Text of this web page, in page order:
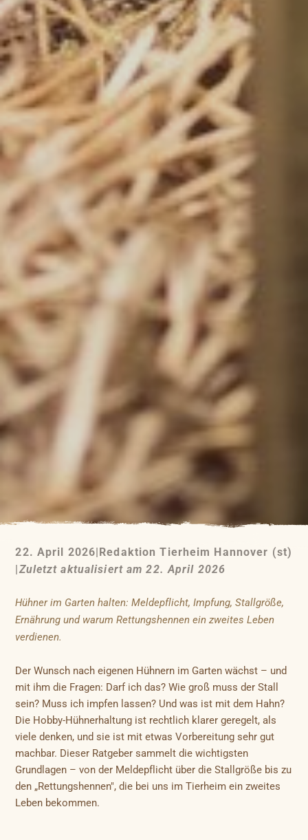
22. April 2026|Redaktion Tierheim Hannover (st)
|Zuletzt aktualisiert am 22. April 2026
Hühner im Garten halten: Meldepflicht, Impfung, Stallgröße,
Ernährung und warum Rettungshennen ein zweites Leben
verdienen.
Der Wunsch nach eigenen Hühnern im Garten wächst – und
mit ihm die Fragen: Darf ich das? Wie groß muss der Stall
sein? Muss ich impfen lassen? Und was ist mit dem Hahn?
Die Hobby-Hühnerhaltung ist rechtlich klarer geregelt, als
viele denken, und sie ist mit etwas Vorbereitung sehr gut
machbar. Dieser Ratgeber sammelt die wichtigsten
Grundlagen – von der Meldepflicht über die Stallgröße bis zu
den „Rettungshennen", die bei uns im Tierheim ein zweites
Leben bekommen.